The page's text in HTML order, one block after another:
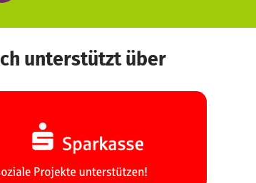
unterstützt über